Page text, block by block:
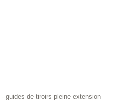
- guides de tiroirs pleine extension